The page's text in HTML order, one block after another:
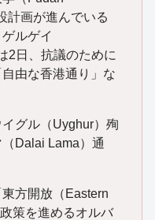
計画が進んでいる
ルゲイ
2日、抗議のために
由な香港通り」な
グル（Uyghur）殉
Dalai Lama）通
方開放（Eastern
策を進めるオルバ